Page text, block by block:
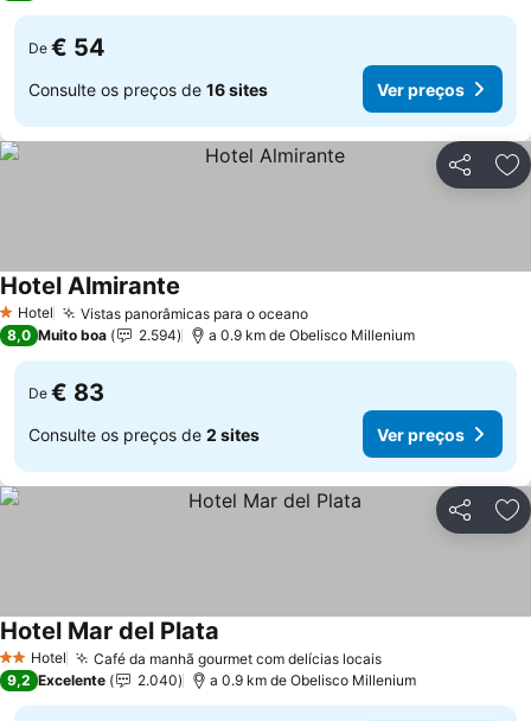
De € 54
Consulte os preços de 16 sites Ver preços
Partilhar
1 Estrelas
Hotel Vistas panorâmicas para o oceanoVer preços
Hotel Almirante
8,0 Muito boa 2.594 a 0.9 km de Obelisco Millenium
De € 83
Consulte os preços de 2 sites Ver preços
Partilhar
2 Estrelas
Hotel Café da manhã gourmet com delícias locaisVer preços
Hotel Mar del Plata
9,2 Excelente 2.040 a 0.9 km de Obelisco Millenium